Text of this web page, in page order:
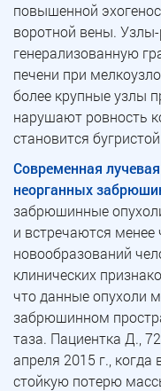
повышенной
воротной вены.
генерализованную
печени при
более крупные узлы
нарушают ровность
становится
Современная
неорганных
забрюшинные
и встречаются менее
новообразований
клинических
что данные опухоли
забрюшинном
таза. Пациентка Д.,
апреля 2015 г.,
стойкую потерю